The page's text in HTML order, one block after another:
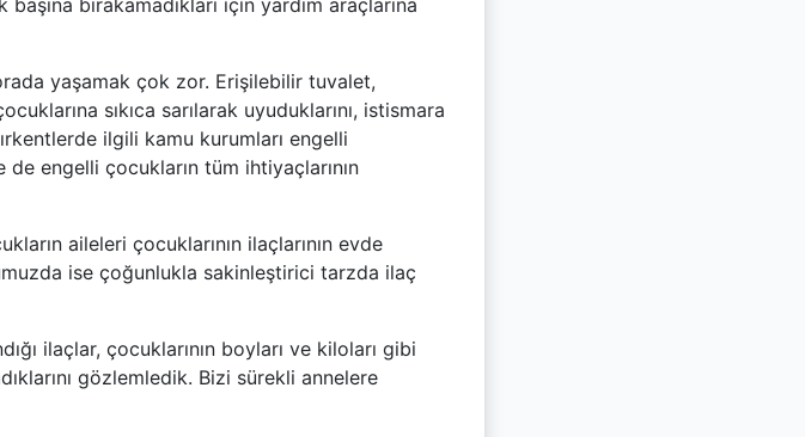
bırakamadıkları için yardım araçlarına
yaşamak çok zor. Erişilebilir tuvalet,
sıkıca sarılarak uyuduklarını, istismara
ilgili kamu kurumları engelli
de engelli çocukların tüm ihtiyaçlarının
aileleri çocuklarının ilaçlarının evde
ise çoğunlukla sakinleştirici tarzda ilaç
ilaçlar, çocuklarının boyları ve kiloları gibi
gözlemledik. Bizi sürekli annelere